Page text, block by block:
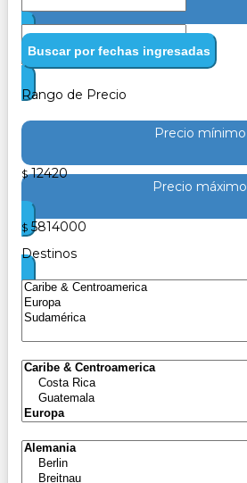
Buscar por fechas ingresadas
Rango de Precio
Precio mínimo
$ 12420
Precio máximo
$ 5814000
Destinos